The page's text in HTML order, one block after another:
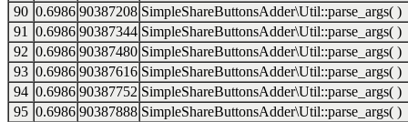
90 0.6986 90387208 SimpleShareButtonsAdder\Util::parse_args( )
91
0.6986 90387344 SimpleShareButtonsAdder\Util::parse_args( )
92 0.6986 90387480 SimpleShareButtonsAdder\Util::parse_args( )
93 0.6986 90387616 SimpleShareButtonsAdder\Util::parse_args( )
94 0.6986 90387752 SimpleShareButtonsAdder\Util::parse_args( )
95 0.6986 90387888 SimpleShareButtonsAdder\Util::parse_args( )